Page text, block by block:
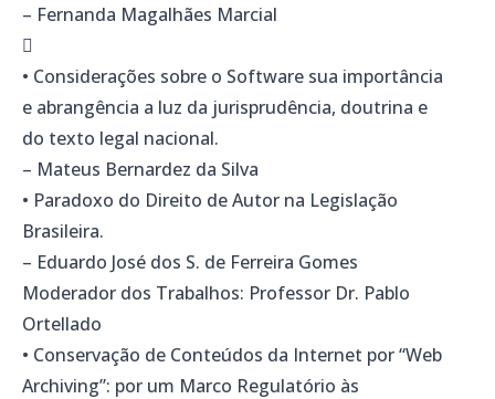
– Fernanda Magalhães Marcial

• Considerações sobre o Software sua importância
e abrangência a luz da jurisprudência, doutrina e
do texto legal nacional.
– Mateus Bernardez da Silva
• Paradoxo do Direito de Autor na Legislação
Brasileira.
– Eduardo José dos S. de Ferreira Gomes
Moderador dos Trabalhos: Professor Dr. Pablo
Ortellado
• Conservação de Conteúdos da Internet por “Web
Archiving”: por um Marco Regulatório às